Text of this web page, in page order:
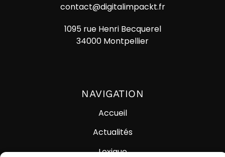
contact@digitalimpackt.fr
1095 rue Henri Becquerel
34000 Montpellier
NAVIGATION
Accueil
Actualités
Lexique